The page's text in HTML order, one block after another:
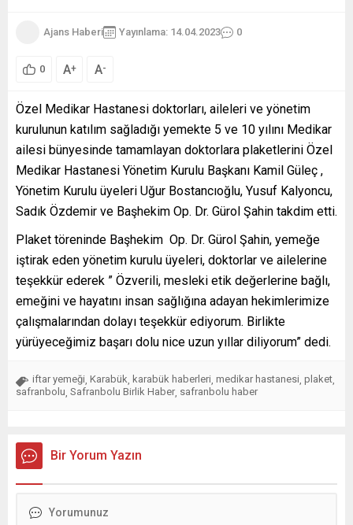
Ajans Haberi Yayınlama: 14.04.2023 0
0 A+ A-
Özel Medikar Hastanesi doktorları, aileleri ve yönetim
kurulunun katılım sağladığı yemekte 5 ve 10 yılını Medikar
ailesi bünyesinde tamamlayan doktorlara plaketlerini Özel
Medikar Hastanesi Yönetim Kurulu Başkanı Kamil Güleç ,
Yönetim Kurulu üyeleri Uğur Bostancıoğlu, Yusuf Kalyoncu,
Sadık Özdemir ve Başhekim Op. Dr. Gürol Şahin takdim etti.
Plaket töreninde Başhekim Op. Dr. Gürol Şahin, yemeğe
iştirak eden yönetim kurulu üyeleri, doktorlar ve ailelerine
teşekkür ederek ” Özverili, mesleki etik değerlerine bağlı,
emeğini ve hayatını insan sağlığına adayan hekimlerimize
çalışmalarından dolayı teşekkür ediyorum. Birlikte
yürüyeceğimiz başarı dolu nice uzun yıllar diliyorum” dedi.
iftar yemeği Karabük karabük haberleri medikar hastanesi plaket
safranbolu Safranbolu Birlik Haber safranbolu haber
Bir Yorum Yazın